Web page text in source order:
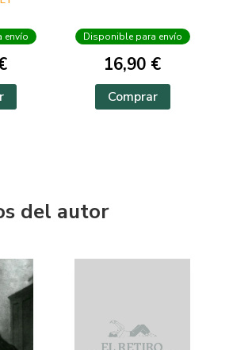
envío Disponible para envío
16,90 €
Comprar
del autor